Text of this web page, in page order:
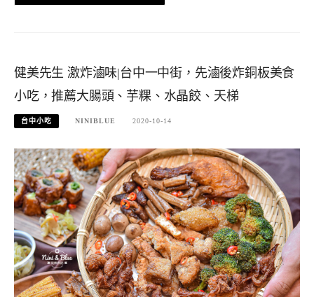
健美先生 激炸滷味|台中一中街，先滷後炸銅板美食
小吃，推薦大腸頭、芋粿、水晶餃、天梯
台中小吃 NINIBLUE 2020-10-14